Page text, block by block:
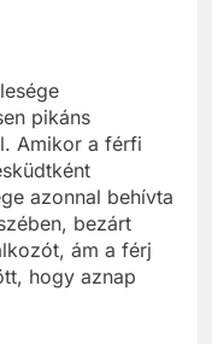
pikáns
Amikor a férfi
azonnal behívta
bezárt
ám a férj
hogy aznap